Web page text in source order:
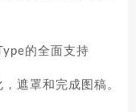
的全面支持
遮罩和完成图稿。